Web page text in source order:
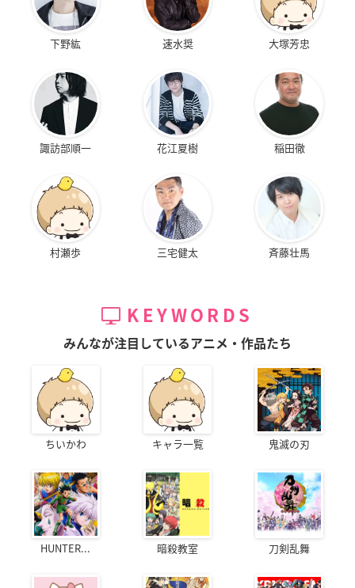
下野紘 速水奨 大塚芳忠
諏訪部順一 花江夏樹 稲田徹
村瀬歩 三宅健太 斉藤壮馬
KEYWORDS
みんなが注目しているアニメ・作品たち
ちいかわ キャラ一覧 鬼滅の刃
HUNTER... 暗殺教室 刀剣乱舞